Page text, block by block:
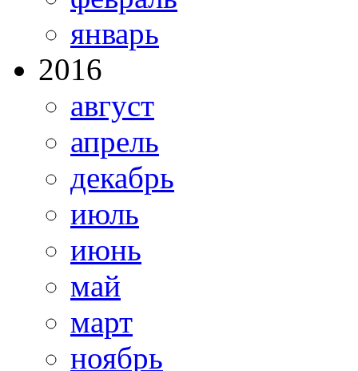
январь
2016
август
апрель
декабрь
июль
июнь
май
март
ноябрь